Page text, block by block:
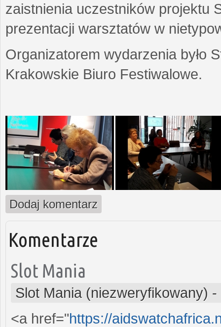
zaistnienia uczestników projektu
prezentacji warsztatów w
Organizatorem wydarzenia było
Krakowskie Biuro Festiwalowe.
Dodaj komentarz
Komentarze
Slot Mania
Slot Mania (niezweryfikowany) -
<a href="https://